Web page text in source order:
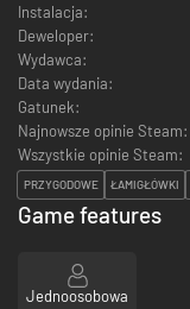
Instalacja:
Deweloper:
Wydawca:
Data wydania:
Gatunek:
Najnowsze opinie Steam:
Wszystkie opinie Steam:
PRZYGODOWE ŁAMIGŁÓWKI
Game features
Jednoosobowa